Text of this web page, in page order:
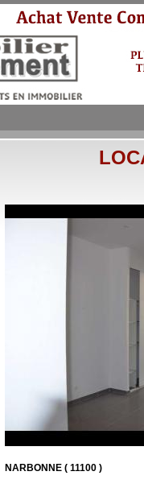
NARBONNE ( 11100 )